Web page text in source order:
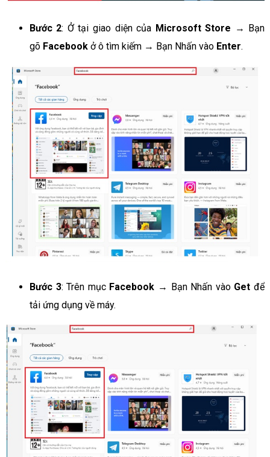
Bước 2: Ở tại giao diện của Microsoft Store → Bạn
gõ Facebookở ô tìm kiếm → Bạn Nhấn vào Enter.
Bước 3: Trên mụcFacebook → Bạn Nhấn vào Get để
tải ứng dụng về máy.